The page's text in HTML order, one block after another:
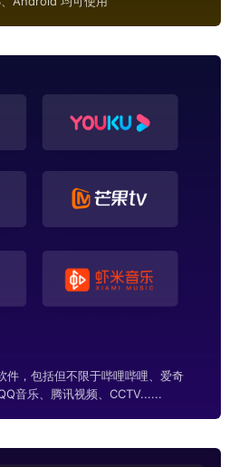
件，包括但不限于哔哩哔哩、爱奇
音乐、腾讯视频、CCTV......